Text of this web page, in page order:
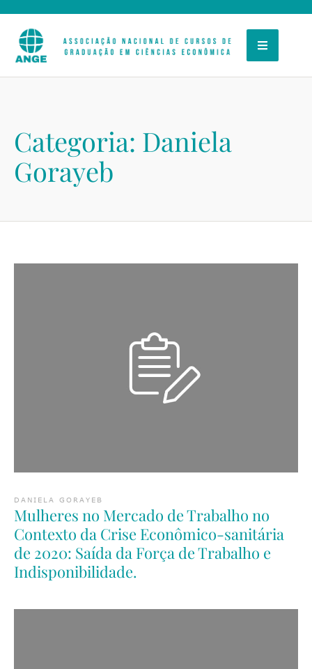
Categoria: Daniela
Gorayeb
DANIELA GORAYEB
Mulheres no Mercado de Trabalho no
Contexto da Crise Econômico-sanitária
de 2020: Saída da Força de Trabalho e
Indisponibilidade.